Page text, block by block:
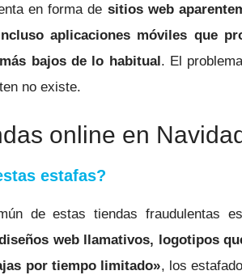
en forma de sitios web
aplicaciones móviles que
bajos de lo habitual. El
no existe.
online en
estafas?
de estas tiendas fraudulentas
web llamativos, logotipos
por tiempo limitado», los